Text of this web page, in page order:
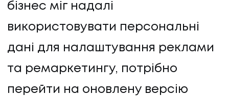
бізнес міг надалі
використовувати персональні
дані для налаштування реклами
та ремаркетингу, потрібно
перейти на оновлену версію